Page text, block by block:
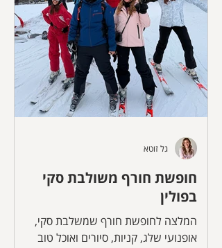
חופשת חורף משולבת סקי
בפולין
המלצה לחופשת חורף שמשלבת סקי,
אופנועי שלג, קניות, סיורים ואוכל טוב
גל זוטא